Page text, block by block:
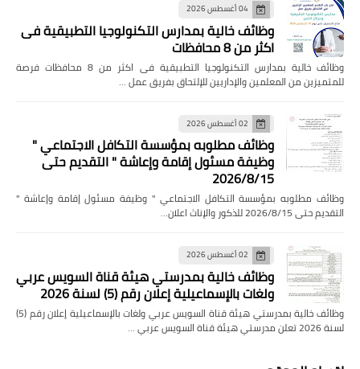
04 أغسطس 2026
وظائف خالية بمدارس التكنولوجيا التطبيقية فى
اكثر من 8 محافظات
وظائف خالية بمدارس التكنولوجيا التطبيقية فى اكثر من 8 محافظات فرصة
للمتميزين من المعلمين والإداريين للإلتحاق بفريق عمل …
02 أغسطس 2026
وظائف مطلوبه بمؤسسة التكافل الاجتماعي "
وظيفة مسئول إقامة وإعاشة " التقديم حتى
2026/8/15
وظائف مطلوبه بمؤسسة التكافل الاجتماعي " وظيفة مسئول إقامة وإعاشة "
التقديم حتى 2026/8/15 للذكور والإناث اعلان…
02 أغسطس 2026
وظائف خالية بمدرستي هيئة قناة السويس عربي
ولغات بالإسماعيلية إعلان رقم (5) لسنة 2026
وظائف خالية بمدرستي هيئة قناة السويس عربي ولغات بالإسماعيلية إعلان رقم (5)
لسنة 2026 تعلن مدرستي هيئة قناة السويس عربي …